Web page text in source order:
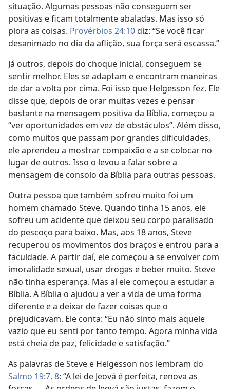
situação. Algumas pessoas não conseguem ser
positivas e ficam totalmente abaladas. Mas isso só
piora as coisas. Provérbios 24:10diz: “Se você ficar
desanimado no dia da aflição, sua força será escassa.”
Já outros, depois do choque inicial, conseguem se
sentir melhor. Eles se adaptam e encontram maneiras
de dar a volta por cima. Foi isso que Helgesson fez. Ele
disse que, depois de orar muitas vezes e pensar
bastante na mensagem positiva da Bíblia, começou a
“ver oportunidades em vez de obstáculos”. Além disso,
como muitos que passam por grandes dificuldades,
ele aprendeu a mostrar compaixão e a se colocar no
lugar de outros. Isso o levou a falar sobre a
mensagem de consolo da Bíblia para outras pessoas.
Outra pessoa que também sofreu muito foi um
homem chamado Steve. Quando tinha 15 anos, ele
sofreu um acidente que deixou seu corpo paralisado
do pescoço para baixo. Mas, aos 18 anos, Steve
recuperou os movimentos dos braços e entrou para a
faculdade. A partir daí, ele começou a se envolver com
imoralidade sexual, usar drogas e beber muito. Steve
não tinha esperança. Mas aí ele começou a estudar a
Bíblia. A Bíblia o ajudou a ver a vida de uma forma
diferente e a deixar de fazer coisas que o
prejudicavam. Ele conta: “Eu não sinto mais aquele
vazio que eu senti por tanto tempo. Agora minha vida
está cheia de paz, felicidade e satisfação.”
As palavras de Steve e Helgesson nos lembram do
Salmo 19:7, 8: “A lei de Jeová é perfeita, renova as